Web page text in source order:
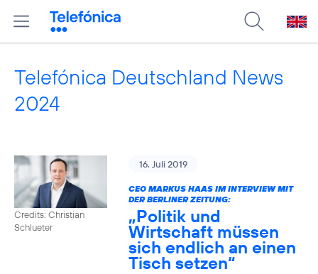
Telefónica Deutschland News
2024
Credits: Christian
Schlueter
16. Juli 2019
CEO MARKUS HAAS IM INTERVIEW MIT
DER BERLINER ZEITUNG:
„Politik und
Wirtschaft müssen
sich endlich an einen
Tisch setzen“